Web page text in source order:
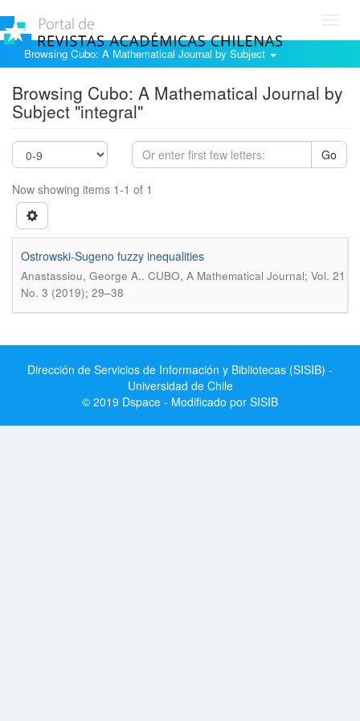
Browsing Cubo: A Mathematical Journal by Subject
Browsing Cubo: A Mathematical Journal by
Subject "integral"
Go
Now showing items 1-1 of 1
Ostrowski-Sugeno fuzzy inequalities
Anastassiou, George A.. CUBO, A Mathematical Journal; Vol. 21
No. 3 (2019); 29–38
Dirección de Servicios de Información y Bibliotecas (SISIB) -
Universidad de Chile
© 2019 Dspace - Modificado por SISIB